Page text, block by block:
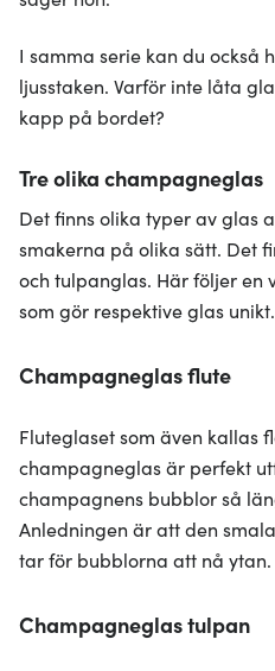
I samma serie kan du också
ljusstaken. Varför inte låta
kapp på bordet?
Tre olika champagneglas
Det finns olika typer av glas
smakerna på olika sätt. Det
och tulpanglas. Här följer
som gör respektive glas unikt.
Champagneglas flute
Fluteglaset som även kallas
champagneglas är perfekt
champagnens bubblor så
Anledningen är att den
tar för bubblorna att nå ytan.
Champagneglas tulpan